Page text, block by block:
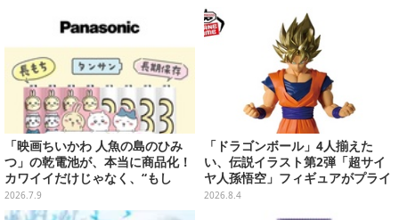
「映画ちいかわ 人魚の島のひみ
つ」の乾電池が、本当に商品化！
カワイイだけじゃなく、“もし
も”におススメな長持ち「エボル
タ」クラス
2026.7.9
「ドラゴンボール」4人揃えた
い、伝説イラスト第2弾「超サイ
ヤ人孫悟空」フィギュアがプライ
ズ展開！ビッグサイズの「筋斗
2026.8.4